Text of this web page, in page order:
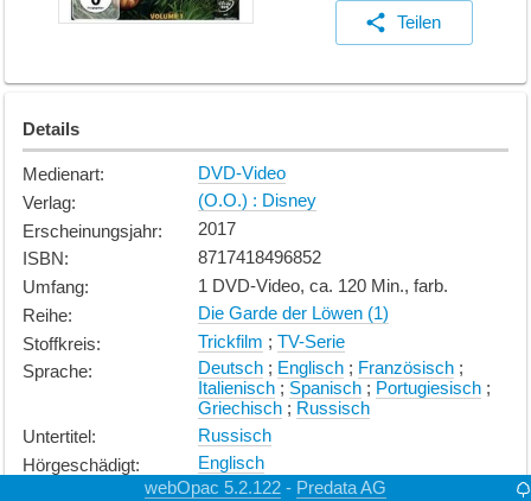
Teilen
Details
Medienart:
DVD-Video
Verlag:
(O.O.) : Disney
Erscheinungsjahr:
2017
ISBN:
8717418496852
Umfang:
1 DVD-Video, ca. 120 Min., farb.
Reihe:
Die Garde der Löwen (1)
Stoffkreis: Trickfilm ; TV-Serie
Sprache: Deutsch; Englisch; Französisch;
Italienisch; Spanisch; Portugiesisch;
Griechisch; Russisch
Untertitel:
Russisch
Hörgeschädigt:
Englisch
FSK ohne Altersbeschränkung
webOpac 5.2.122 - Predata AG